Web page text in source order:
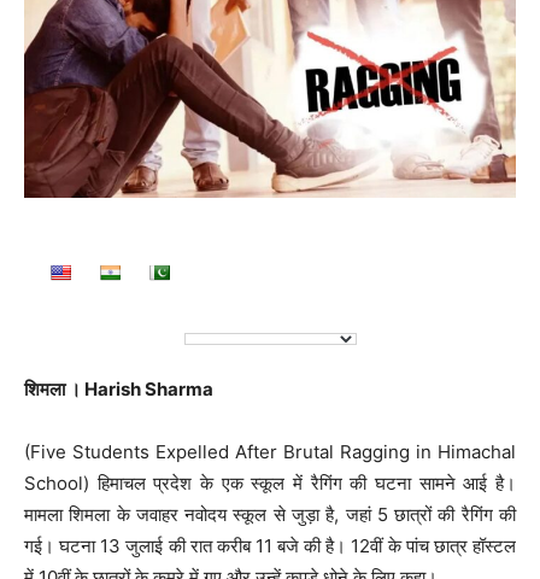
शिमला । Harish Sharma
(Five Students Expelled After Brutal Ragging in Himachal
School) हिमाचल प्रदेश के एक स्कूल में रैगिंग की घटना सामने आई है।
मामला शिमला के जवाहर नवोदय स्कूल से जुड़ा है, जहां 5 छात्रों की रैगिंग की
गई। घटना 13 जुलाई की रात करीब 11 बजे की है। 12वीं के पांच छात्र हॉस्टल